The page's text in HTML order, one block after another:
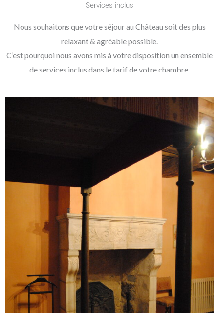
Services inclus
Nous souhaitons que votre séjour au Château soit des plus
relaxant & agréable possible.
C’est pourquoi nous avons mis à votre disposition un ensemble
de services inclus dans le tarif de votre chambre.